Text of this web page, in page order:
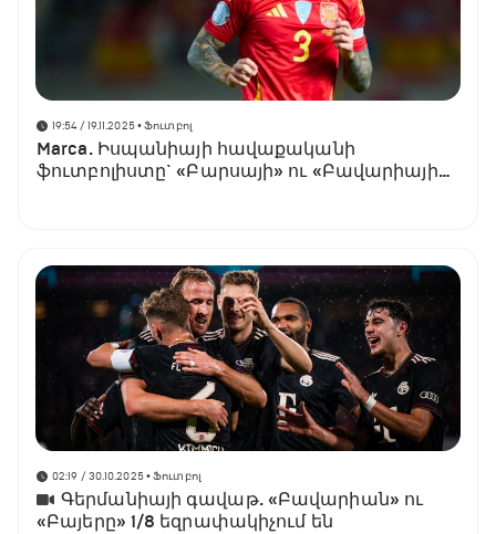
19:54 / 19.11.2025• Ֆուտբոլ
Marca. Իսպանիայի հավաքականի
ֆուտբոլիստը` «Բարսայի» ու «Բավարիայի»
02:19 / 30.10.2025• Ֆուտբոլ
Գերմանիայի գավաթ. «Բավարիան» ու
«Բայերը» 1/8 եզրափակիչում են